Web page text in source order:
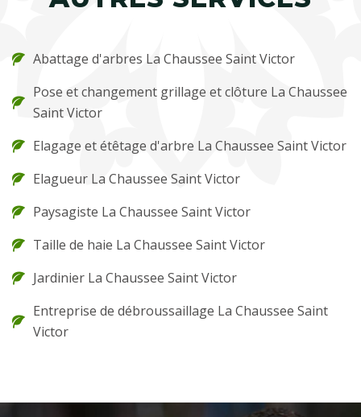
Abattage d'arbres La Chaussee Saint Victor
Pose et changement grillage et clôture La Chaussee
Saint Victor
Elagage et étêtage d'arbre La Chaussee Saint Victor
Elagueur La Chaussee Saint Victor
Paysagiste La Chaussee Saint Victor
Taille de haie La Chaussee Saint Victor
Jardinier La Chaussee Saint Victor
Entreprise de débroussaillage La Chaussee Saint
Victor